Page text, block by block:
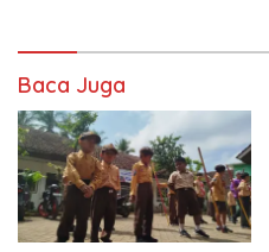
Baca Juga